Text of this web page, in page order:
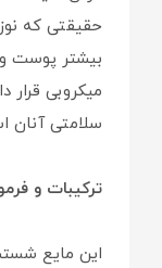
حقیقتی که
بیشتر پوست
میکروبی
سلامتی آنان
ترکیبات و
این مایع